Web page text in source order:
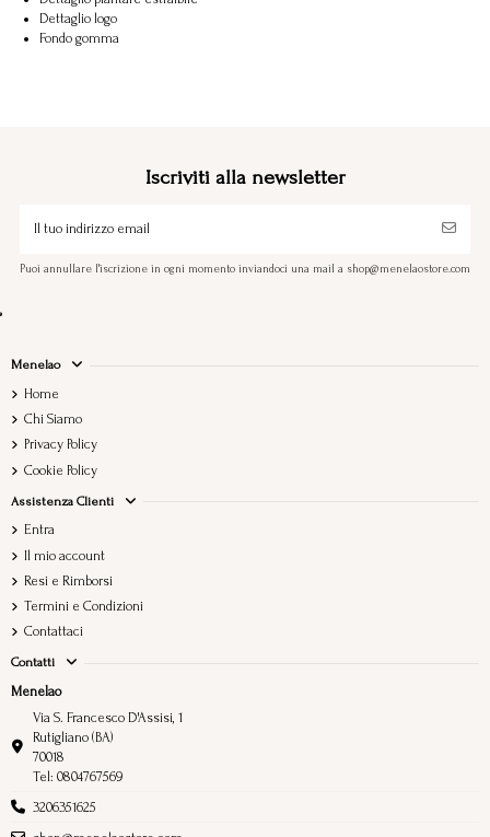
Dettaglio logo
Fondo gomma
Iscriviti alla newsletter
Puoi annullare l'iscrizione in ogni momento inviandoci una mail a shop@menelaostore.com
Menelao
Home
Chi Siamo
Privacy Policy
Cookie Policy
Assistenza Clienti
Entra
Il mio account
Resi e Rimborsi
Termini e Condizioni
Contattaci
Contatti
Menelao
Via S. Francesco D'Assisi, 1
Rutigliano (BA)
70018
Tel: 0804767569
3206351625